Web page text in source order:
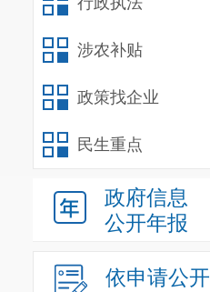
涉农补贴
政策找企业
民生重点
政府信息
公开年报
依申请公开